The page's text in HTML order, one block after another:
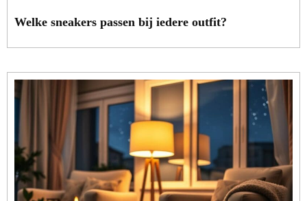
Welke sneakers passen bij iedere outfit?